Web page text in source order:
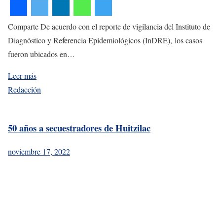
Comparte De acuerdo con el reporte de vigilancia del Instituto de
Diagnóstico y Referencia Epidemiológicos (InDRE), los casos
fueron ubicados en…
Leer más
Redacción
50 años a secuestradores de Huitzilac
noviembre 17, 2022